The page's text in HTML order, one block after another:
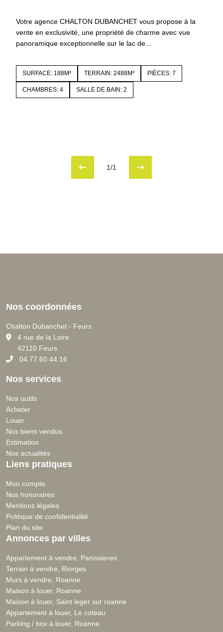
Votre agence CHALTON DUBANCHET vous propose à la
vente en exclusivité, une propriété de charme avec vue
panoramique exceptionnelle sur le lac de...
SURFACE: 188M² TERRAIN: 2488M² PIÈCES: 7
CHAMBRES: 4 SALLE DE BAIN: 2
1/1
Nos coordonnées
Chalton Dubanchet - Feurs
4 rue de la Loire
42110 Feurs
04.77.60.44.16
Nos services
Nos outils
Acheter
Louer
Nos biens vendus
Estimation
Nos actualités
Liens pratiques
Mon compte
Nos honoraires
Mentions légales
Politique de confidentialité
Plan du site
Annonces par villes
Appartement à vendre, Panissieres
Terrain à vendre, Riorges
Murs à vendre, Roanne
Maison à louer, Roanne
Maison à louer, Saint leger sur roanne
Appartement à louer, Le coteau
Parking / box à louer, Roanne